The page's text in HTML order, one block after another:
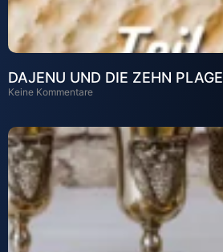
DAJENU UND DIE ZEHN PLAGE
Keine Kommentare